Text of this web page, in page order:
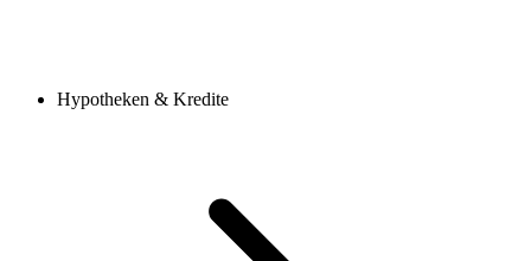
Hypotheken & Kredite